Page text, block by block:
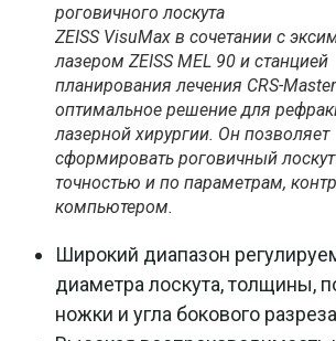
роговичного лоскута
ZEISS VisuMax в сочетании с
лазером ZEISS MEL 90 и станцией
планирования лечения CRS-
оптимальное решение для
лазерной хирургии. Он позволяет
сформировать роговичный
точностью и по параметрам,
компьютером.
Широкий диапазон
диаметра лоскута, толщины,
ножки и угла бокового разреза